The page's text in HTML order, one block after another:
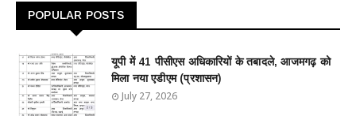
POPULAR POSTS
यूपी में 41 पीसीएस अधिकारियों के तबादले, आजमगढ़ को
मिला नया एडीएम (प्रशासन)
July 27, 2026